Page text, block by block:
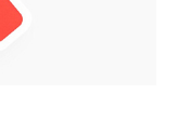
частью
обещают
Персональную
и
в оргкомитете,